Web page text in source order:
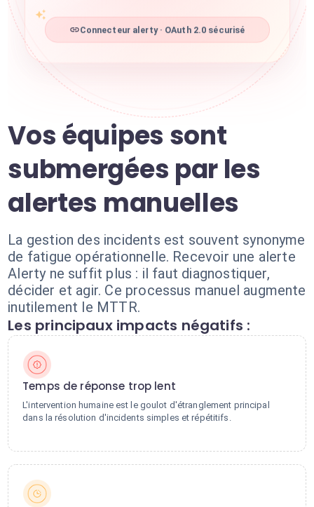
Connecteur alerty · OAuth 2.0 sécurisé
Vos équipes sont
submergées par les
alertes manuelles
La gestion des incidents est souvent synonyme
de fatigue opérationnelle. Recevoir une alerte
Alerty ne suffit plus : il faut diagnostiquer,
décider et agir. Ce processus manuel augmente
inutilement le MTTR.
Les principaux impacts négatifs :
Temps de réponse trop lent
L'intervention humaine est le goulot d'étranglement principal
dans la résolution d'incidents simples et répétitifs.